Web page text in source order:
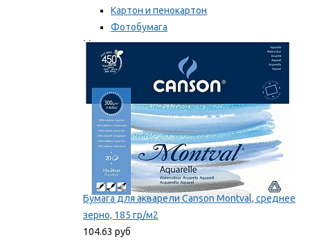
Картон и пенокартон
Фотобумага
Мы рекомендуем
Бумага для акварели Canson Montval, среднее
зерно, 185 гр/м2
104.63 руб